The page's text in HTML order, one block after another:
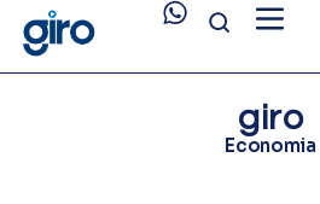
giro
Economia